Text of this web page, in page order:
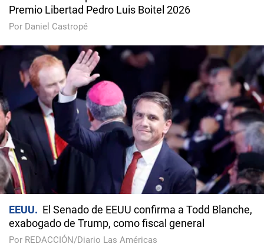
Premio Libertad Pedro Luis Boitel 2026
Por Daniel Castropé
EEUU
El Senado de EEUU confirma a Todd Blanche,
exabogado de Trump, como fiscal general
Por REDACCIÓN/Diario Las Américas